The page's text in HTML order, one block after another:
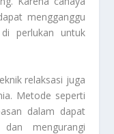
mengganggu
perlukan untuk
relaksasi juga
Metode seperti
dalam dapat
mengurangi